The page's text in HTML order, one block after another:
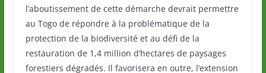
l’aboutissement de cette démarche devrait permettre
au Togo de répondre à la problématique de la
protection de la biodiversité et au défi de la
restauration de 1,4 million d’hectares de paysages
forestiers dégradés. Il favorisera en outre, l’extension